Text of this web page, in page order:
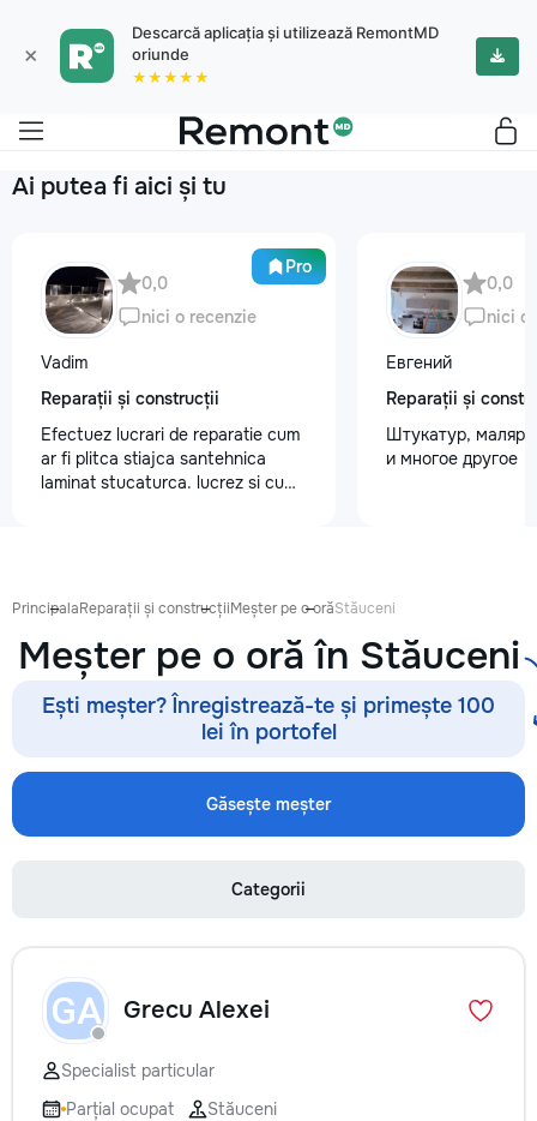
×
Descarcă aplicația și utilizează RemontMD
oriunde
★★★★★
Ai putea fi aici și tu
Pro
0,0
nici o recenzie
Vadim
Reparații și construcții
Efectuez lucrari de reparatie cum
ar fi plitca stiajca santehnica
laminat stucaturca. lucrez si cu
0,0
nici o
Евгений
Reparații și
Штукатур, маляр ,
и многое другое
PrincipalaReparații și construcțiiMeșter pe o orăStăuceni
Meșter pe o oră în Stăuceni
Ești meșter? Înregistrează-te și primește 100
lei în portofel
Găsește meșter
Categorii
GA Grecu Alexei
Specialist particular
Parțial ocupat
Stăuceni